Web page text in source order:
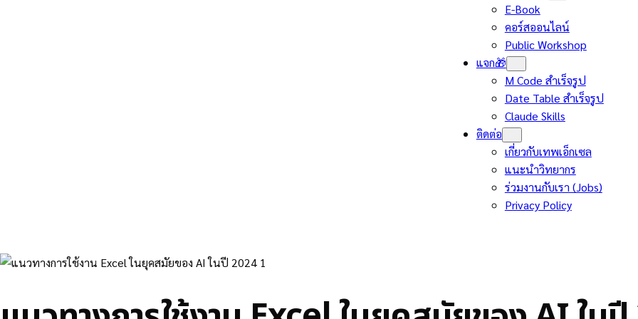
E-Book
คอร์สออนไลน์
Public Workshop
แจก🎁
M Code สำเร็จรูป
Date Table สำเร็จรูป
Claude Skills
ติดต่อ
เกี่ยวกับเทพเอ็กเซล
แนะนำวิทยากร
ร่วมงานกับเรา (Jobs)
Privacy Policy